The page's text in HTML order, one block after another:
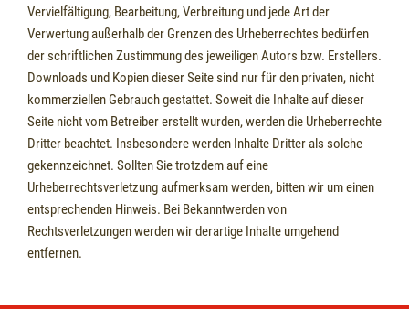
Vervielfältigung, Bearbeitung, Verbreitung und jede Art der
Verwertung außerhalb der Grenzen des Urheberrechtes bedürfen
der schriftlichen Zustimmung des jeweiligen Autors bzw. Erstellers.
Downloads und Kopien dieser Seite sind nur für den privaten, nicht
kommerziellen Gebrauch gestattet. Soweit die Inhalte auf dieser
Seite nicht vom Betreiber erstellt wurden, werden die Urheberrechte
Dritter beachtet. Insbesondere werden Inhalte Dritter als solche
gekennzeichnet. Sollten Sie trotzdem auf eine
Urheberrechtsverletzung aufmerksam werden, bitten wir um einen
entsprechenden Hinweis. Bei Bekanntwerden von
Rechtsverletzungen werden wir derartige Inhalte umgehend
entfernen.